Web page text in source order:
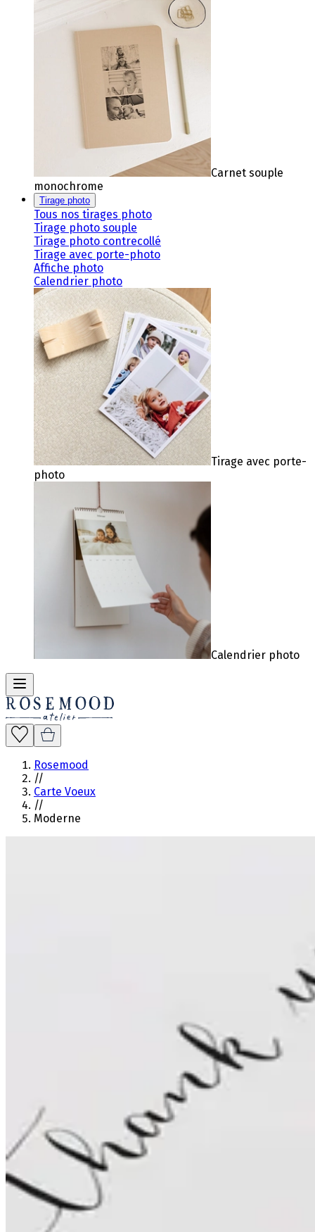
Carnet souple
monochrome
Tirage photo
Tous nos tirages photo
Tirage photo souple
Tirage photo contrecollé
Tirage avec porte-photo
Affiche photo
Calendrier photo
Tirage avec porte-
photo
Calendrier photo
Rosemood
//
Carte Voeux
//
Moderne